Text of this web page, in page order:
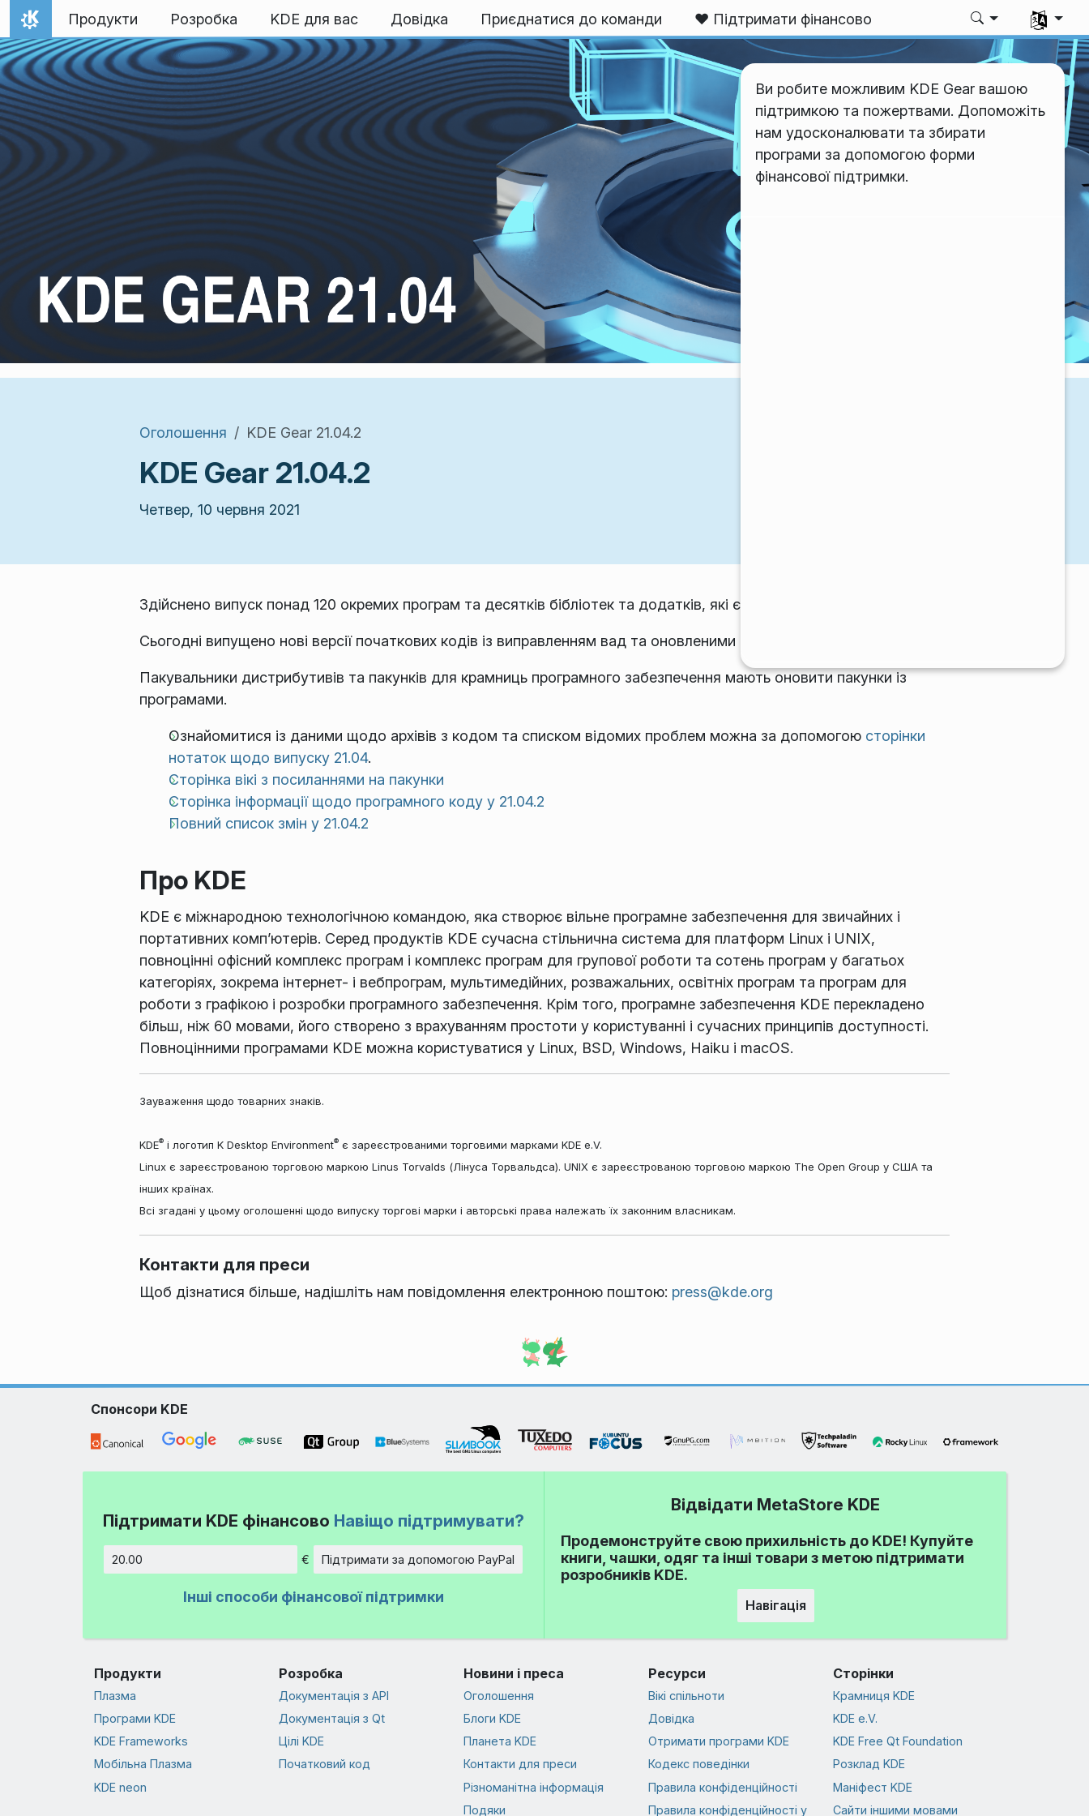
Перейти до вмісту
Домівка
Продукти Розробка KDE для вас Довідка Приєднатися до команди ❤️ Підтримати фінансово
Виберіть
Ви робите можливим KDE Gear вашою
підтримкою та пожертвами. Допоможіть
нам удосконалювати та збирати
програми за допомогою форми
фінансової підтримки.
Оголошення KDE Gear 21.04.2
KDE Gear 21.04.2
Четвер, 10 червня 2021
Здійснено випуск понад 120 окремих програм та десятків бібліотек та додатків, які є частиною KDE Gear.
Сьогодні випущено нові версії початкових кодів із виправленням вад та оновленими перекладами.
Пакувальники дистрибутивів та пакунків для крамниць програмного забезпечення мають оновити пакунки із
програмами.
Ознайомитися із даними щодо архівів з кодом та списком відомих проблем можна за допомогою сторінки
нотаток щодо випуску 21.04.
Сторінка вікі з посиланнями на пакунки
Сторінка інформації щодо програмного коду у 21.04.2
Повний список змін у 21.04.2
Про KDE
KDE є міжнародною технологічною командою, яка створює вільне програмне забезпечення для звичайних і
портативних комп’ютерів. Серед продуктів KDE сучасна стільнична система для платформ Linux і UNIX,
повноцінні офісний комплекс програм і комплекс програм для групової роботи та сотень програм у багатьох
категоріях, зокрема інтернет- і вебпрограм, мультимедійних, розважальних, освітніх програм та програм для
роботи з графікою і розробки програмного забезпечення. Крім того, програмне забезпечення KDE перекладено
більш, ніж 60 мовами, його створено з врахуванням простоти у користуванні і сучасних принципів доступності.
Повноцінними програмами KDE можна користуватися у Linux, BSD, Windows, Haiku і macOS.
Зауваження щодо товарних знаків.
KDE® і логотип K Desktop Environment® є зареєстрованими торговими марками KDE e.V.
Linux є зареєстрованою торговою маркою Linus Torvalds (Лінуса Торвальдса). UNIX є зареєстрованою торговою маркою The Open Group у США та
інших країнах.
Всі згадані у цьому оголошенні щодо випуску торгові марки і авторські права належать їх законним власникам.
Контакти для преси
Щоб дізнатися більше, надішліть нам повідомлення електронною поштою: press@kde.org
Спонсори KDE
Підтримати KDE фінансово Навіщо підтримувати?
Сума
€ Підтримати за допомогою PayPal
Інші способи фінансової підтримки
Відвідати MetaStore KDE
Продемонструйте свою прихильність до KDE! Купуйте
книги, чашки, одяг та інші товари з метою підтримати
розробників KDE.
Навігація
Продукти
Плазма
Програми KDE
KDE Frameworks
Мобільна Плазма
KDE neon
Розробка
Документація з API
Документація з Qt
Цілі KDE
Початковий код
Новини і преса
Оголошення
Блоги KDE
Планета KDE
Контакти для преси
Різноманітна інформація
Подяки
Ресурси
Вікі спільноти
Довідка
Отримати програми KDE
Кодекс поведінки
Правила конфіденційності
Правила конфіденційності у
Сторінки
Крамниця KDE
KDE e.V.
KDE Free Qt Foundation
Розклад KDE
Маніфест KDE
Сайти іншими мовами